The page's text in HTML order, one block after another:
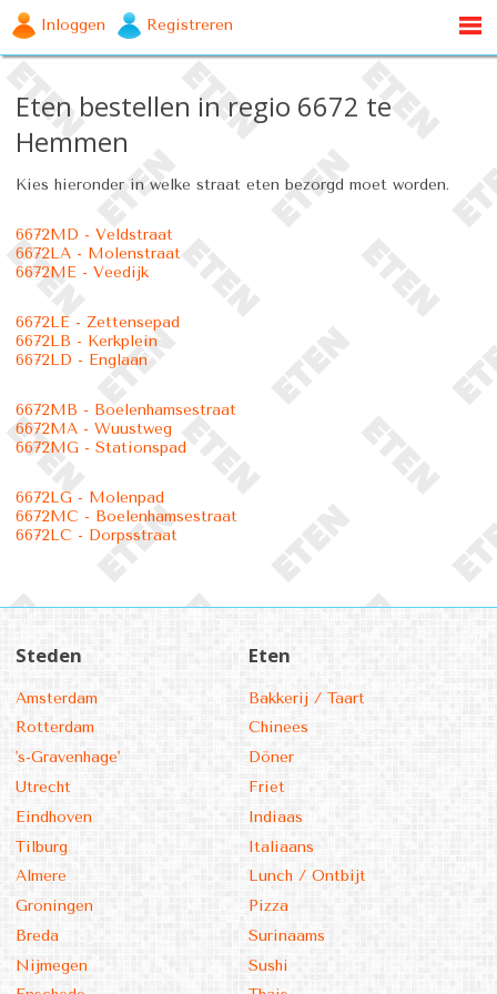
Inloggen Registreren
Eten bestellen in regio 6672 te
Hemmen
Kies hieronder in welke straat eten bezorgd moet worden.
6672MD - Veldstraat
6672LA - Molenstraat
6672ME - Veedijk
6672LE - Zettensepad
6672LB - Kerkplein
6672LD - Englaan
6672MB - Boelenhamsestraat
6672MA - Wuustweg
6672MG - Stationspad
6672LG - Molenpad
6672MC - Boelenhamsestraat
6672LC - Dorpsstraat
Steden
Amsterdam
Rotterdam
's-Gravenhage'
Utrecht
Eindhoven
Tilburg
Almere
Groningen
Breda
Nijmegen
Eten
Bakkerij / Taart
Chinees
Döner
Friet
Indiaas
Italiaans
Lunch / Ontbijt
Pizza
Surinaams
Sushi